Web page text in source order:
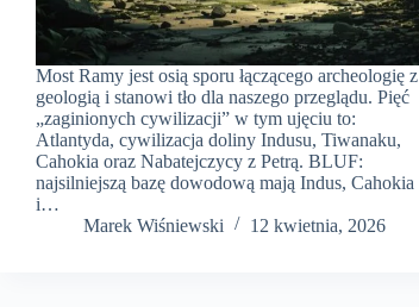
Most Ramy jest osią sporu łączącego archeologię z
geologią i stanowi tło dla naszego przeglądu. Pięć
„zaginionych cywilizacji” w tym ujęciu to:
Atlantyda, cywilizacja doliny Indusu, Tiwanaku,
Cahokia oraz Nabatejczycy z Petrą. BLUF:
najsilniejszą bazę dowodową mają Indus, Cahokia
i…
Marek Wiśniewski
12 kwietnia, 2026